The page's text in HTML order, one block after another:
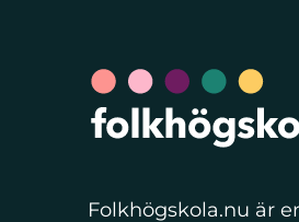
Folkhögskola.nu är